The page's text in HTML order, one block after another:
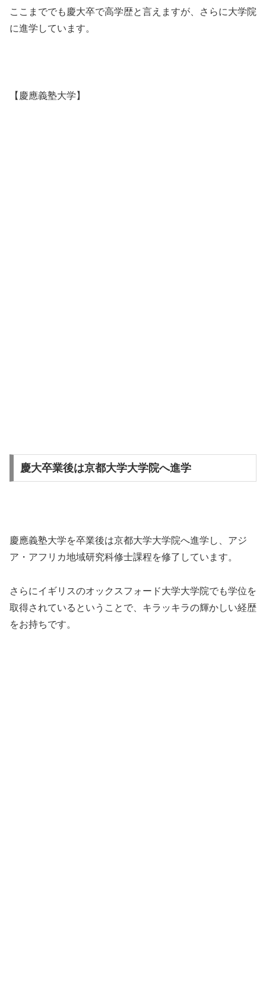
ここまででも慶大卒で高学歴と言えますが、さらに大学院
に進学しています。
【慶應義塾大学】
慶大卒業後は京都大学大学院へ進学
慶應義塾大学を卒業後は京都大学大学院へ進学し、アジ
ア・アフリカ地域研究科修士課程を修了しています。
さらにイギリスのオックスフォード大学大学院でも学位を
取得されているということで、キラッキラの輝かしい経歴
をお持ちです。